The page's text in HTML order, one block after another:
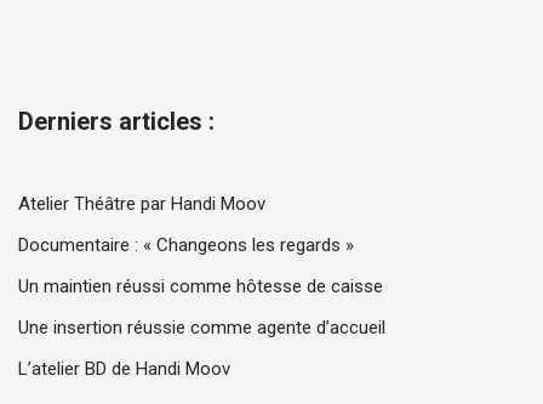
Derniers articles :
Atelier Théâtre par Handi Moov
Documentaire : « Changeons les regards »
Un maintien réussi comme hôtesse de caisse
Une insertion réussie comme agente d’accueil
L’atelier BD de Handi Moov